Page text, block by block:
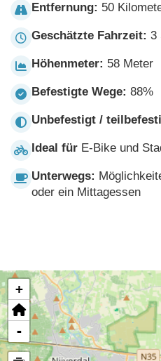
Entfernung: 50
Geschätzte Fahrzeit: 3
Höhenmeter: 58 Meter
Befestigte Wege: 88%
Unbefestigt /
Ideal für E-Bike und
Unterwegs:
oder ein Mittagessen
+
-